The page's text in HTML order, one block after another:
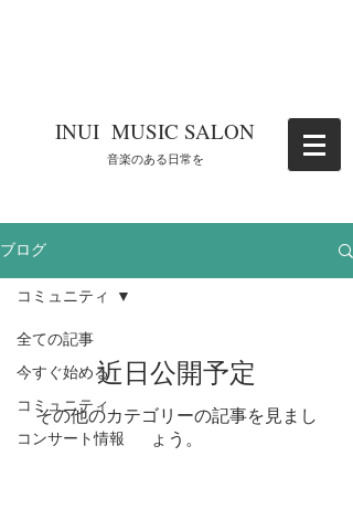
​INUI MUSIC SALON
​音楽のある日常を
ブログ
全ての記事
今すぐ始める
コミュニティ
コンサート情報
コミュニティ
近日公開予定
その他のカテゴリーの記事を見まし
ょう。